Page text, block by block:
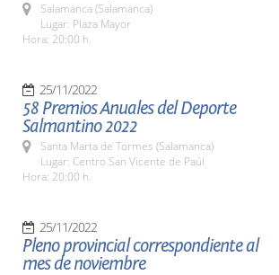
Salamanca (Salamanca)
Lugar: Plaza Mayor
Hora: 20:00 h.
25/11/2022
58 Premios Anuales del Deporte
Salmantino 2022
Santa Marta de Tormes (Salamanca)
Lugar: Centro San Vicente de Paúl
Hora: 20:00 h.
25/11/2022
Pleno provincial correspondiente al
mes de noviembre